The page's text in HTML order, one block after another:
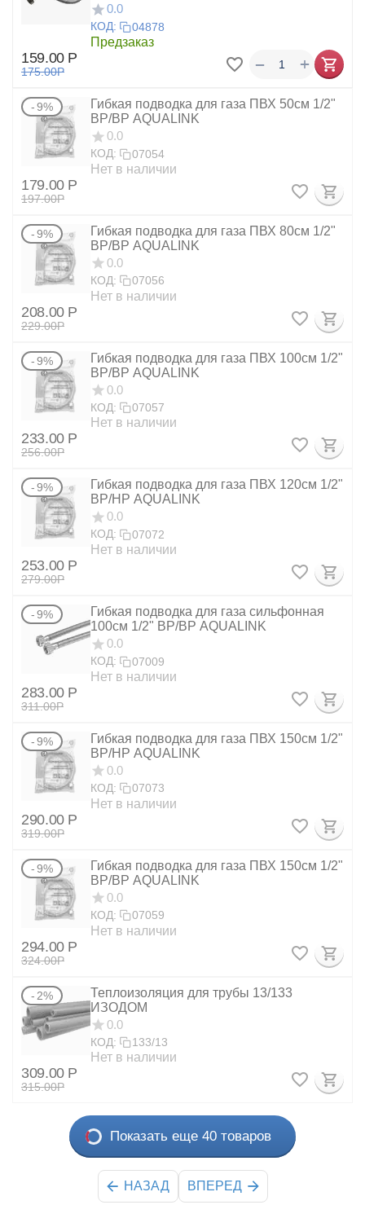
0.0
КОД: 04878
Предзаказ
159.00 Р
175.00Р +
−
9%
Гибкая подводка для газа ПВХ 50см 1/2"
ВР/ВР AQUALINK
0.0
КОД: 07054
Нет в наличии
179.00 Р
197.00Р
9%
Гибкая подводка для газа ПВХ 80см 1/2"
ВР/ВР AQUALINK
0.0
КОД: 07056
Нет в наличии
208.00 Р
229.00Р
9%
Гибкая подводка для газа ПВХ 100см 1/2"
ВР/ВР AQUALINK
0.0
КОД: 07057
Нет в наличии
233.00 Р
256.00Р
9%
Гибкая подводка для газа ПВХ 120см 1/2"
ВР/НР AQUALINK
0.0
КОД: 07072
Нет в наличии
253.00 Р
279.00Р
9%
Гибкая подводка для газа сильфонная
100см 1/2" ВР/ВР AQUALINK
0.0
КОД: 07009
Нет в наличии
283.00 Р
311.00Р
9%
Гибкая подводка для газа ПВХ 150см 1/2"
ВР/НР AQUALINK
0.0
КОД: 07073
Нет в наличии
290.00 Р
319.00Р
9%
Гибкая подводка для газа ПВХ 150см 1/2"
ВР/ВР AQUALINK
0.0
КОД: 07059
Нет в наличии
294.00 Р
324.00Р
2%
Теплоизоляция для трубы 13/133
ИЗОДОМ
0.0
КОД: 133/13
Нет в наличии
309.00 Р
315.00Р
Показать еще 40 товаров
НАЗАД ВПЕРЕД